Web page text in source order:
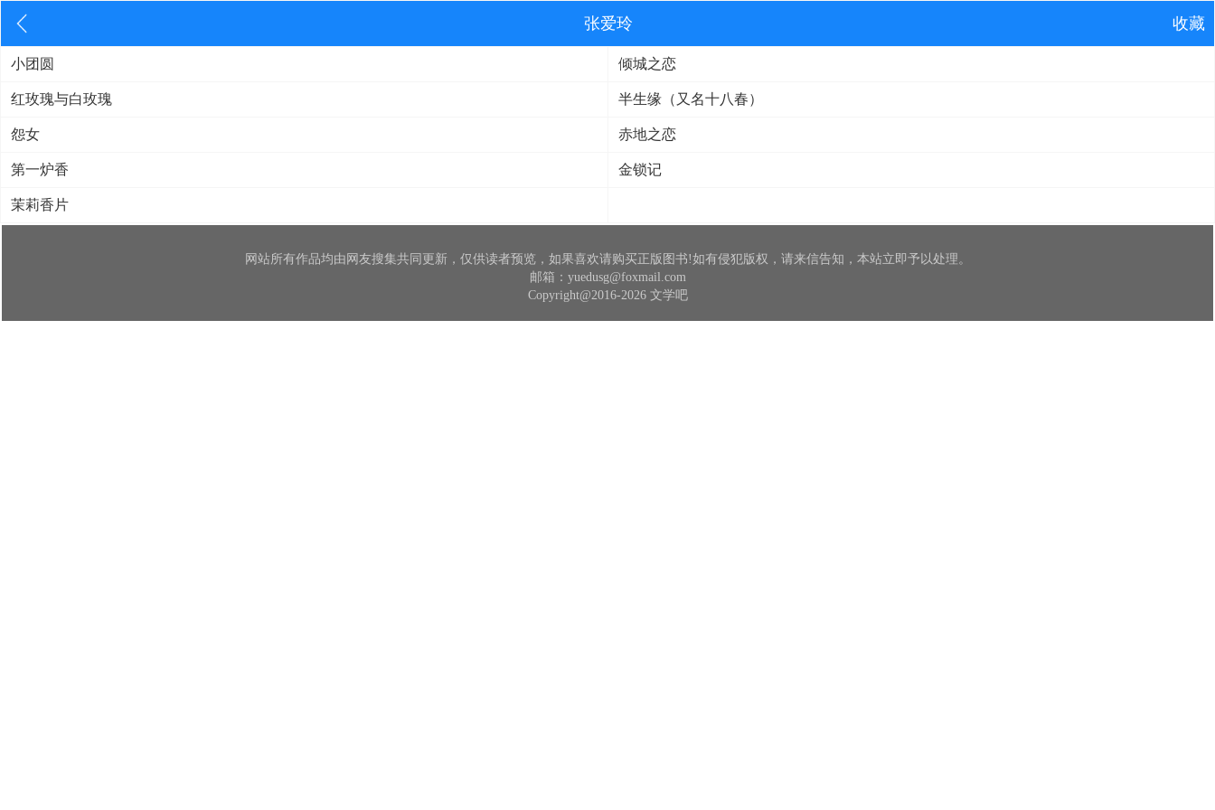
张爱玲 收藏
小团圆 倾城之恋
红玫瑰与白玫瑰 半生缘（又名十八春）
怨女 赤地之恋
第一炉香 金锁记
茉莉香片
网站所有作品均由网友搜集共同更新，仅供读者预览，如果喜欢请购买正版图书!如有侵犯版权，请来信告知，本站立即予以处理。
邮箱：yuedusg@foxmail.com
Copyright@2016-2026 文学吧